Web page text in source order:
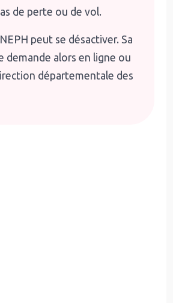
de perte ou de vol.
peut se désactiver. Sa
demande alors en ligne ou
départementale des